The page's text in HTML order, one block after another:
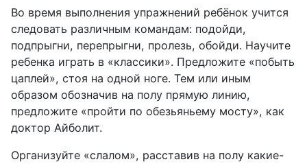
Во время выполнения упражнений ребёнок учится
следовать различным командам: подойди,
подпрыгни, перепрыгни, пролезь, обойди. Научите
ребенка играть в «классики». Предложите «побыть
цаплей», стоя на одной ноге. Тем или иным
образом обозначив на полу прямую линию,
предложите «пройти по обезьяньему мосту», как
доктор Айболит.
Организуйте «слалом», расставив на полу какие-